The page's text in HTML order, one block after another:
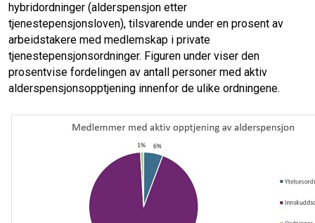
hybridordninger (alderspensjon etter
tjenestepensjonsloven), tilsvarende under en prosent av
arbeidstakere med medlemskap i private
tjenestepensjonsordninger. Figuren under viser den
prosentvise fordelingen av antall personer med aktiv
alderspensjonsopptjening innenfor de ulike ordningene.